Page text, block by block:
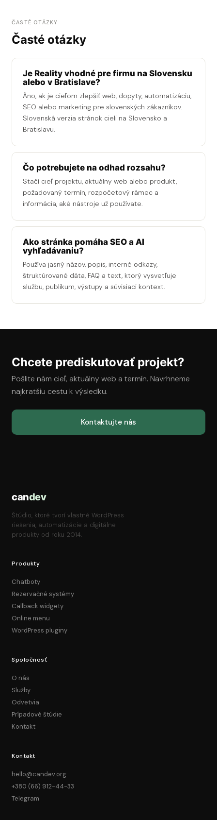
ČASTÉ OTÁZKY
Časté otázky
Je Reality vhodné pre firmu na Slovensku
alebo v Bratislave?
Áno, ak je cieľom zlepšiť web, dopyty, automatizáciu,
SEO alebo marketing pre slovenských zákazníkov.
Slovenská verzia stránok cieli na Slovensko a
Bratislavu.
Čo potrebujete na odhad rozsahu?
Stačí cieľ projektu, aktuálny web alebo produkt,
požadovaný termín, rozpočetový rámec a
informácia, aké nástroje už používate.
Ako stránka pomáha SEO a AI
vyhľadávaniu?
Používa jasný názov, popis, interné odkazy,
štruktúrované dáta, FAQ a text, ktorý vysvetľuje
službu, publikum, výstupy a súvisiaci kontext.
Chcete prediskutovať projekt?
Pošlite nám cieľ, aktuálny web a termín. Navrhneme
najkratšiu cestu k výsledku.
Kontaktujte nás
candev
Štúdio, ktoré tvorí vlastné WordPress
riešenia, automatizácie a digitálne
produkty od roku 2014.
Produkty
Chatboty
Rezervačné systémy
Callback widgety
Online menu
WordPress pluginy
Spoločnosť
O nás
Služby
Odvetvia
Prípadové štúdie
Kontakt
Kontakt
hello@candev.org
+380 (66) 912-44-33
Telegram